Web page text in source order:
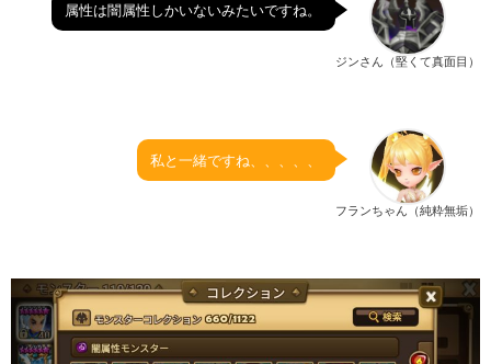
ジンさん（堅くて真面目）
属性は闇属性しかいないみたいですね。
フランちゃん（純粋無垢）
私と一緒ですね、、、、、